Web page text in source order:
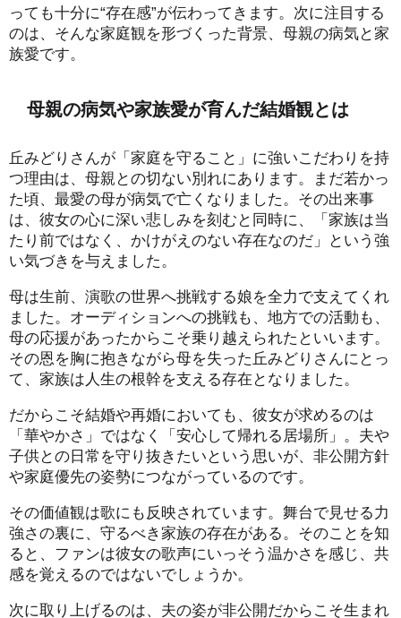
っても十分に“存在感”が伝わってきます。次に注目する
のは、そんな家庭観を形づくった背景、母親の病気と家
族愛です。
母親の病気や家族愛が育んだ結婚観とは
丘みどりさんが「家庭を守ること」に強いこだわりを持
つ理由は、母親との切ない別れにあります。まだ若かっ
た頃、最愛の母が病気で亡くなりました。その出来事
は、彼女の心に深い悲しみを刻むと同時に、「家族は当
たり前ではなく、かけがえのない存在なのだ」という強
い気づきを与えました。
母は生前、演歌の世界へ挑戦する娘を全力で支えてくれ
ました。オーディションへの挑戦も、地方での活動も、
母の応援があったからこそ乗り越えられたといいます。
その恩を胸に抱きながら母を失った丘みどりさんにとっ
て、家族は人生の根幹を支える存在となりました。
だからこそ結婚や再婚においても、彼女が求めるのは
「華やかさ」ではなく「安心して帰れる居場所」。夫や
子供との日常を守り抜きたいという思いが、非公開方針
や家庭優先の姿勢につながっているのです。
その価値観は歌にも反映されています。舞台で見せる力
強さの裏に、守るべき家族の存在がある。そのことを知
ると、ファンは彼女の歌声にいっそう温かさを感じ、共
感を覚えるのではないでしょうか。
次に取り上げるのは、夫の姿が非公開だからこそ生まれ